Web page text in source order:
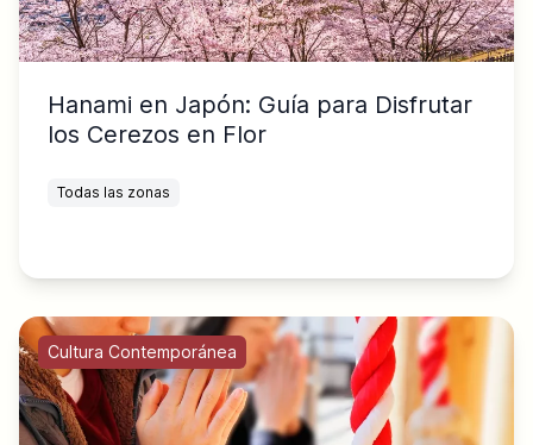
Hanami en Japón: Guía para Disfrutar
los Cerezos en Flor
Todas las zonas
Cultura Contemporánea